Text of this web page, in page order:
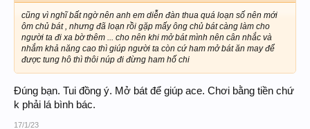
cũng vì nghĩ bất ngờ nên anh em diễn đàn thua quá loạn số nên mới
ôm chủ bát , nhưng đã loạn rồi gặp mấy ông chủ bát càng làm cho
người ta đi xa bờ thêm ... cho nên khi mở bát mình nên cân nhắc và
nhắm khả năng cao thì giúp người ta còn cứ ham mở bát ăn may để
được tung hô thì thôi núp đi đừng ham hố chi
Đúng bạn. Tui đồng ý. Mở bát để giúp ace. Chơi bằng tiền chứ
k phải lá bình bác.
17/1/23